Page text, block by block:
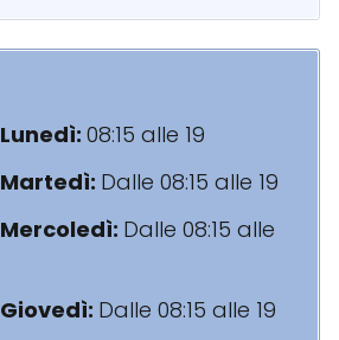
Lunedì: 08:15 alle 19
Martedì: Dalle 08:15 alle 19
Mercoledì: Dalle 08:15 alle
Giovedì: Dalle 08:15 alle 19